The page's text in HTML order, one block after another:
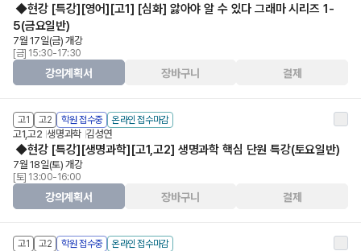
◆현강 [특강][영어][고1] [심화] 앓아야 알 수 있다 그래마 시리즈 1-
5(금요일반)
7월 17일(금) 개강
[금] 15:30-17:30
강의계획서 장바구니 결제
고1 고2 학원 접수중 온라인 접수마감
고1,고2 생명과학 김성연
◆현강 [특강][생명과학][고1,고2] 생명과학 핵심 단원 특강(토요일반)
7월 18일(토) 개강
[토] 13:00-16:00
강의계획서 장바구니 결제
고1 고2 학원 접수중 온라인 접수마감